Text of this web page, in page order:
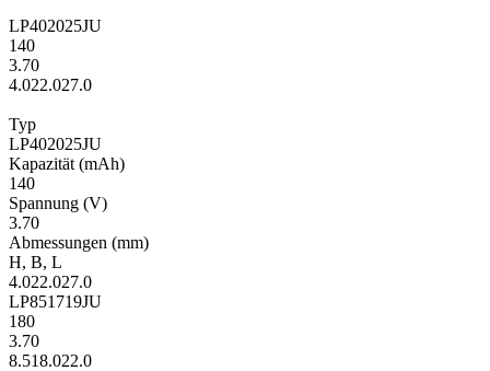
LP402025JU
140
3.70
4.022.027.0
Typ
LP402025JU
Kapa­zität (mAh)
140
Span­nung (V)
3.70
Ab­mes­sungen (mm)
H, B, L
4.022.027.0
LP851719JU
180
3.70
8.518.022.0